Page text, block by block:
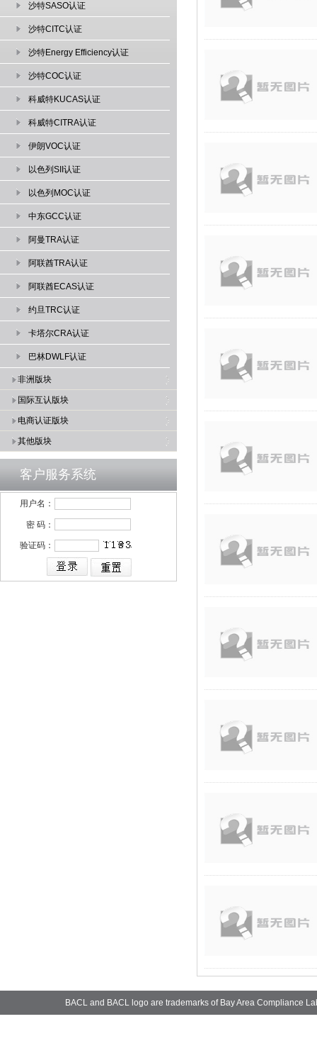
沙特SASO认证
沙特CITC认证
沙特Energy Efficiency认证
沙特COC认证
科威特KUCAS认证
科威特CITRA认证
伊朗VOC认证
以色列SII认证
以色列MOC认证
中东GCC认证
阿曼TRA认证
阿联酋TRA认证
阿联酋ECAS认证
约旦TRC认证
卡塔尔CRA认证
巴林DWLF认证
非洲版块
国际互认版块
电商认证版块
其他版块
客户服务系统
用户名：
密 码：
验证码：
BACL and BACL logo are trademarks of Bay Area